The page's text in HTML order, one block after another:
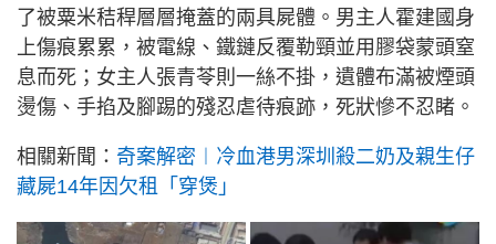
了被粟米秸稈層層掩蓋的兩具屍體。男主人霍建國身
上傷痕累累，被電線、鐵鏈反覆勒頸並用膠袋蒙頭窒
息而死；女主人張青苓則一絲不掛，遺體布滿被煙頭
燙傷、手掐及腳踢的殘忍虐待痕跡，死狀慘不忍睹。
相關新聞： 奇案解密︱冷血港男深圳殺二奶及親生仔
藏屍14年因欠租「穿煲」